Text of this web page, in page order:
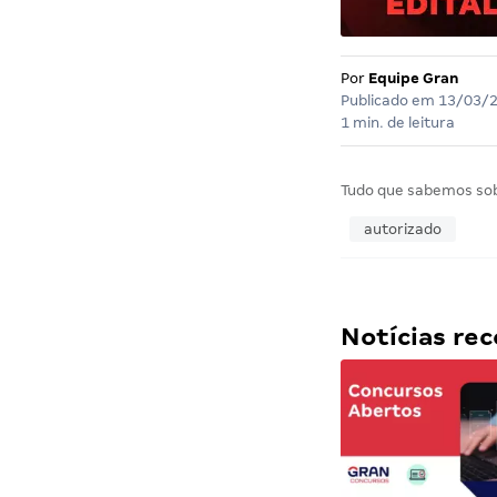
Por Equipe Gran
Publicado em 13/03/
1 min. de leitura
Tudo que sabemos
autorizado
Notícias